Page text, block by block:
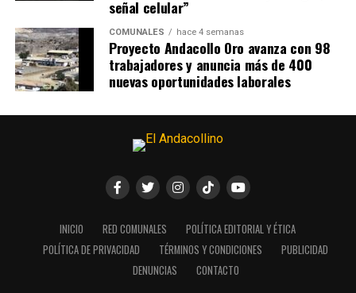
señal celular”
COMUNALES hace 4 semanas
Proyecto Andacollo Oro avanza con 98
trabajadores y anuncia más de 400
nuevas oportunidades laborales
INICIO RED COMUNALES
POLÍTICA EDITORIAL Y ÉTICA
POLÍTICA DE PRIVACIDAD
TÉRMINOS Y CONDICIONES
PUBLICIDAD
DENUNCIAS
CONTACTO